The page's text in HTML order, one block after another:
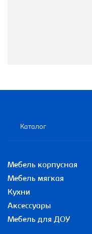
Каталог
Мебель корпусная
Мебель мягкая
Кухни
Аксессуары
Мебель для ДОУ